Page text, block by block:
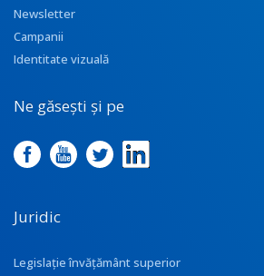
Newsletter
Campanii
Identitate vizuală
Ne găsești și pe
Juridic
Legislație învățământ superior